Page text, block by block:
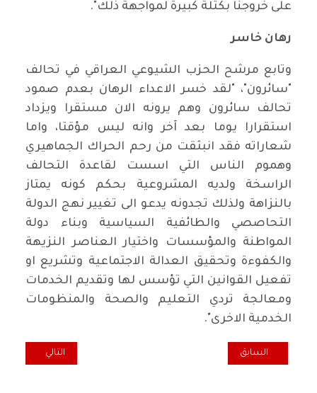
على خروجنا بكتلة كبيرة لمواجهة ذلك".
رهان خاسر
وتابع مرشح الحزب الشيوعي العراقي في تحالف
"سائرون"، "لقد خسر الاعداء الرهان بعدم صمود
تحالف سائرون وهم يرونه الان مستقرا ويزداد
استقرارا يوما بعد آخر وانه ليس مؤقتا، واما
شعاراته فقد انبثقت من رحم الحراك الجماهيري
وهموم الناس التي اسست لقاعدة التحالف
الراسخة ولديه المشروعية بحكم كونه يمتاز
بالنزاهة ولذلك تجدونه يدعو الى تغيير نهج الدولة
التحاصصي والطائفية السياسية وبناء دولة
المواطنة والمؤسسات واختيار العناصر النزيهة
والكفوءة وتحقيق العدالة الاجتماعية وتشريع او
تفعيل القوانين التي تؤسس لها وتقديم الخدمات
ومعالجة تردي التعليم والصحة والمنظومات
الخدمية الاخرى".
المقال السابق: نشاط تحالف سائرون 7 أيار
السابق المقال التالي:
التالي